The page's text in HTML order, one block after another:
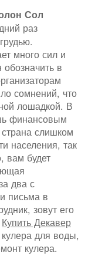
Сол
раз
много сил и
в
сомнений, что
лошадкой. В
финансовым
слишком
населения, так
вам будет
два с
письма в
зовут его
Купить Декавер
кулера для воды,
кулера.